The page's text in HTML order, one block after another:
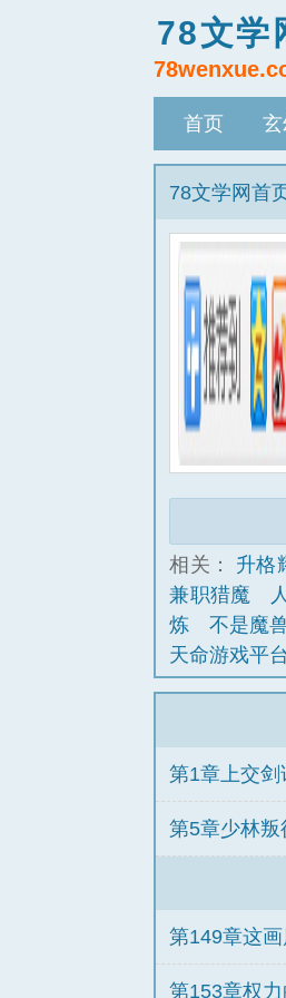
78文学
首页
78文学网首
相关： 升格
兼职猎魔
炼
不是魔
天命游戏平台
第1章上交
了！
第5章少林
第149章这
一样？
第153章权